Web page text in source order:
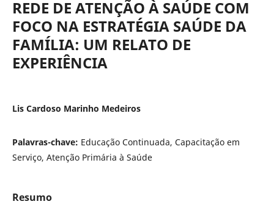
REDE DE ATENÇÃO À SAÚDE COM
FOCO NA ESTRATÉGIA SAÚDE DA
FAMÍLIA: UM RELATO DE
EXPERIÊNCIA
Lis Cardoso Marinho Medeiros
Palavras-chave: Educação Continuada, Capacitação em
Serviço, Atenção Primária à Saúde
Resumo